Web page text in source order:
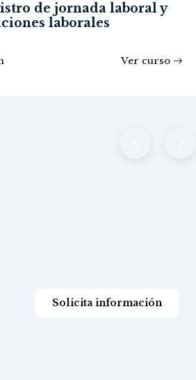
de jornada laboral y
laborales
h Ver curso
Solicita información